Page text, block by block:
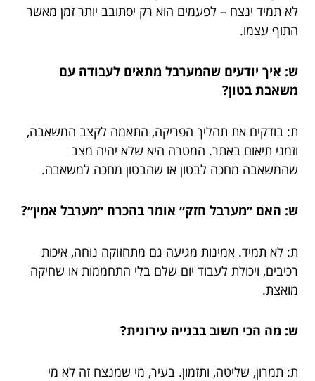
לא תמיד ינצח – לפעמים הוא רק יסתובב יותר זמן מאשר
התוף עצמו.
ש: איך יודעים שהמערבל מתאים לעבודה עם
משאבת בטון?
ת: בודקים את תהליך הפריקה, התאמה לקצב המשאבה,
וזמני תיאום באתר. המטרה היא שלא יהיה מצב
שהמשאבה מחכה לבטון או שהבטון מחכה למשאבה.
ש: האם ״מערבל חזק״ אומר בהכרח ״מערבל אמין״?
ת: לא תמיד. אמינות מגיעה גם מתחזוקה נוחה, איכות
רכיבים, ויכולת לעבוד יום שלם בלי התחממות או שחיקה
מואצת.
ש: מה הכי חשוב בבנייה עירונית?
ת: תמרון, שליטה, ותזמון. בעיר, מי שמנצח זה לא מי